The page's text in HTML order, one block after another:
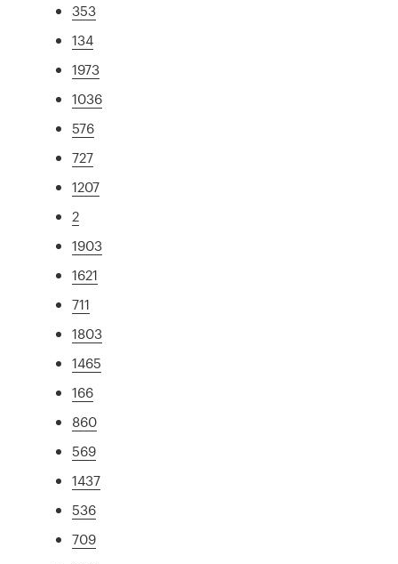
353
134
1973
1036
576
727
1207
2
1903
1621
711
1803
1465
166
860
569
1437
536
709